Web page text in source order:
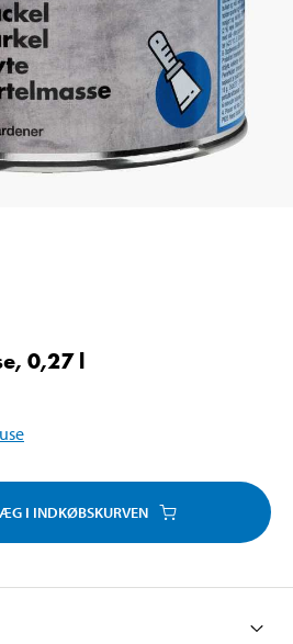
0,27 l
I INDKØBSKURVEN